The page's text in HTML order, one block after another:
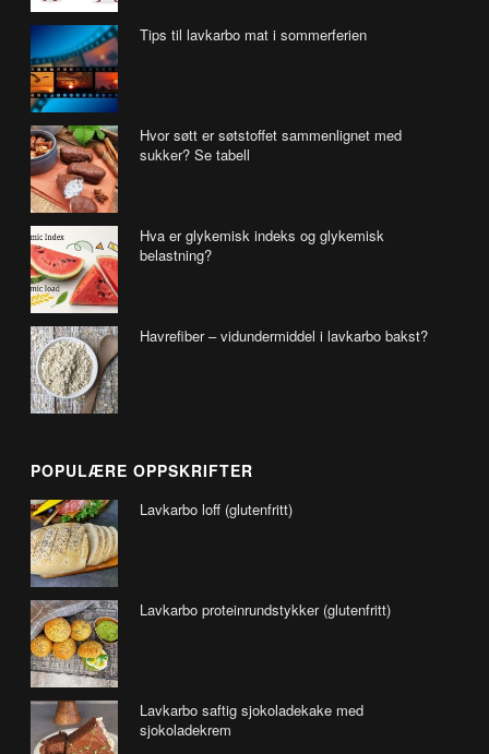
Tips til lavkarbo mat i sommerferien
Hvor søtt er søtstoffet sammenlignet med
sukker? Se tabell
Hva er glykemisk indeks og glykemisk
belastning?
Havrefiber – vidundermiddel i lavkarbo bakst?
POPULÆRE OPPSKRIFTER
Lavkarbo loff (glutenfritt)
Lavkarbo proteinrundstykker (glutenfritt)
Lavkarbo saftig sjokoladekake med
sjokoladekrem